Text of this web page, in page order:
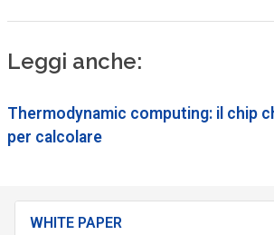
Leggi anche:
Thermodynamic computing: il chip
per calcolare
WHITE PAPER